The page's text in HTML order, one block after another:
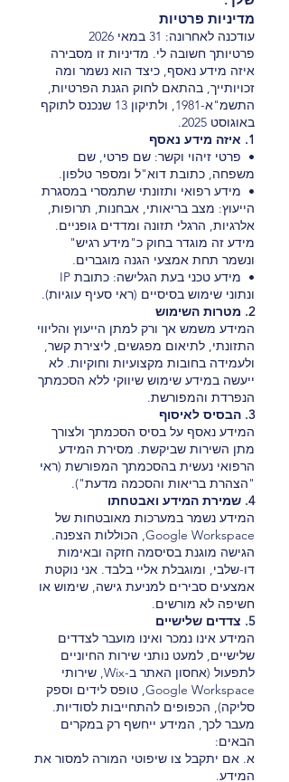
מדיניות פרטיות
עודכנה לאחרונה: 31 במאי 2026
פרטיותך חשובה לי. מדיניות זו מסבירה
איזה מידע נאסף, כיצד הוא נשמר ומה
זכויותייך, בהתאם לחוק הגנת הפרטיות,
התשמ"א-1981, ולתיקון 13 שנכנס לתוקף
באוגוסט 2025.
1. איזה מידע נאסף
• פרטי זיהוי וקשר: שם פרטי, שם
משפחה, כתובת דוא"ל ומספר טלפון.
• מידע רפואי ותזונתי שתמסרי במסגרת
הייעוץ: מצב בריאותי, אבחנות, תרופות,
אלרגיות, הרגלי תזונה ומדדים גופניים.
מידע זה מוגדר בחוק כ"מידע רגיש"
ונשמר תחת אמצעי הגנה מוגברים.
• מידע טכני בעת הגלישה: כתובת IP
ונתוני שימוש בסיסיים (ראי סעיף עוגיות).
2. מטרות השימוש
המידע משמש אך ורק למתן הייעוץ והליווי
התזונתי, לתיאום מפגשים, ליצירת קשר,
ולעמידה בחובות מקצועיות וחוקיות. לא
ייעשה במידע שימוש שיווקי ללא הסכמתך
הנפרדת והמפורשת.
3. הבסיס לאיסוף
המידע נאסף על בסיס הסכמתך ולצורך
מתן השירות שביקשת. מסירת המידע
הרפואי נעשית בהסכמתך המפורשת (ראי
"הצהרת בריאות והסכמה מדעת").
4. שמירת המידע ואבטחתו
המידע נשמר במערכות מאובטחות של
Google Workspace, הכוללות הצפנה.
הגישה מוגנת בסיסמה חזקה ובאימות
דו-שלבי, ומוגבלת אליי בלבד. אני נוקטת
אמצעים סבירים למניעת גישה, שימוש או
חשיפה לא מורשים.
5. צדדים שלישיים
המידע אינו נמכר ואינו מועבר לצדדים
שלישיים, למעט נותני שירות החיוניים
לתפעול (אחסון האתר ב-Wix, שירותי
Google Workspace, טופס לידים וספק
סליקה), הכפופים להתחייבות לסודיות.
מעבר לכך, המידע ייחשף רק במקרים
הבאים:
א. אם יתקבל צו שיפוטי המורה למסור את
המידע.